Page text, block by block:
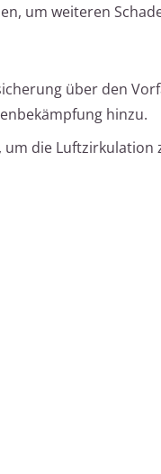
um weiteren
über den
hinzu.
um die